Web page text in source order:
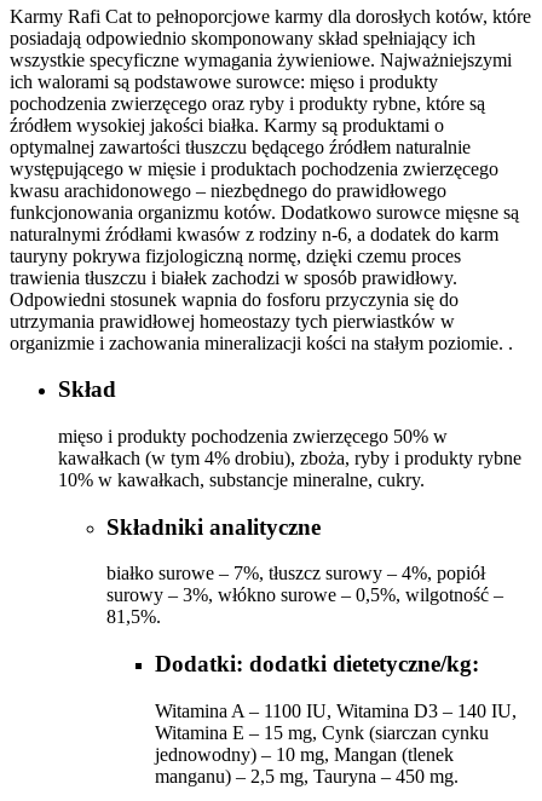
g
Karmy Rafi Cat to pełnoporcjowe karmy dla dorosłych kotów, które
posiadają odpowiednio skomponowany skład spełniający ich
wszystkie specyficzne wymagania żywieniowe. Najważniejszymi
ich walorami są podstawowe surowce: mięso i produkty
pochodzenia zwierzęcego oraz ryby i produkty rybne, które są
źródłem wysokiej jakości białka. Karmy są produktami o
optymalnej zawartości tłuszczu będącego źródłem naturalnie
występującego w mięsie i produktach pochodzenia zwierzęcego
kwasu arachidonowego – niezbędnego do prawidłowego
funkcjonowania organizmu kotów. Dodatkowo surowce mięsne są
naturalnymi źródłami kwasów z rodziny n-6, a dodatek do karm
tauryny pokrywa fizjologiczną normę, dzięki czemu proces
trawienia tłuszczu i białek zachodzi w sposób prawidłowy.
Odpowiedni stosunek wapnia do fosforu przyczynia się do
utrzymania prawidłowej homeostazy tych pierwiastków w
organizmie i zachowania mineralizacji kości na stałym poziomie. .
Skład
mięso i produkty pochodzenia zwierzęcego 50% w
kawałkach (w tym 4% drobiu), zboża, ryby i produkty rybne
10% w kawałkach, substancje mineralne, cukry.
Składniki analityczne
białko surowe – 7%, tłuszcz surowy – 4%, popiół
surowy – 3%, włókno surowe – 0,5%, wilgotność –
81,5%.
Dodatki: dodatki dietetyczne/kg:
Witamina A – 1100 IU, Witamina D3 – 140 IU,
Witamina E – 15 mg, Cynk (siarczan cynku
jednowodny) – 10 mg, Mangan (tlenek
manganu) – 2,5 mg, Tauryna – 450 mg.